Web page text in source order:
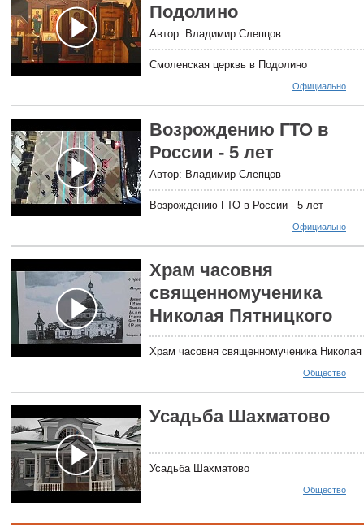
Подолино
Автор: Владимир Слепцов
Смоленская церквь в Подолино
Официально
Возрождению ГТО в
России - 5 лет
Автор: Владимир Слепцов
Возрождению ГТО в России - 5 лет
Официально
Храм часовня
священномученика
Николая Пятницкого
Храм часовня священномученика Николая
Общество
Усадьба Шахматово
Усадьба Шахматово
Общество